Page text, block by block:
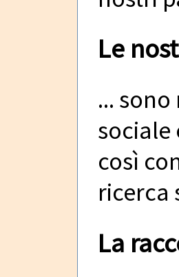
Le
...
così
ricerca
La